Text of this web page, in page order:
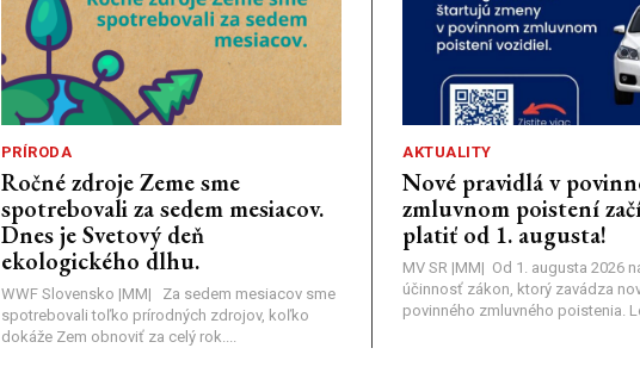
PRÍRODA
Ročné zdroje Zeme sme
spotrebovali za sedem mesiacov.
Dnes je Svetový deň
ekologického dlhu.
WWF Slovensko |MM| Za sedem mesiacov sme
spotrebovali toľko prírodných zdrojov, koľko
dokáže Zem obnoviť za celý rok....
AKTUALITY
Nové pravidlá v
zmluvnom poistení
platiť od 1. augusta!
MV SR |MM| Od 1. augusta 2026
účinnosť zákon, ktorý zavádza
povinného zmluvného poistenia.